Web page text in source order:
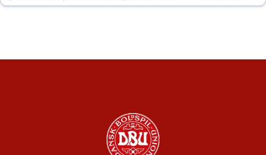
altid til efter kampe?